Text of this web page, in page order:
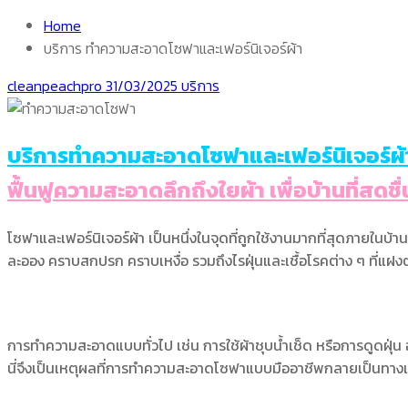
Home
บริการ ทำความสะอาดโซฟาและเฟอร์นิเจอร์ผ้า
cleanpeachpro 31/03/2025 บริการ
บริการทำความสะอาดโซฟาและเฟอร์นิเจอร์
ฟื้นฟูความสะอาดลึกถึงใยผ้า เพื่อบ้านที่สดชื่
โซฟาและเฟอร์นิเจอร์ผ้า เป็นหนึ่งในจุดที่ถูกใช้งานมากที่สุดภายในบ้
ละออง คราบสกปรก คราบเหงื่อ รวมถึงไรฝุ่นและเชื้อโรคต่าง ๆ ที่แ
การทำความสะอาดแบบทั่วไป เช่น การใช้ผ้าชุบน้ำเช็ด หรือการดูด
นี่จึงเป็นเหตุผลที่การทำความสะอาดโซฟาแบบมืออาชีพกลายเป็นท